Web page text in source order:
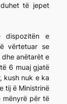
të jepet
dispozitën e
vërtetuar se
anëtarët e
6 muaj gjatë
kush nuk e ka
tij ë Ministrinë
mënyrë për të